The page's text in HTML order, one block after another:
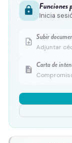
lock Funciones
Inicia
upload_file Subir
Adjuntar
description Carta de